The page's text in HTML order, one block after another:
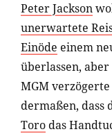
Peter Jackson
unerwartete
Einöde einem
überlassen,
MGM
dermaßen, dass
Toro das